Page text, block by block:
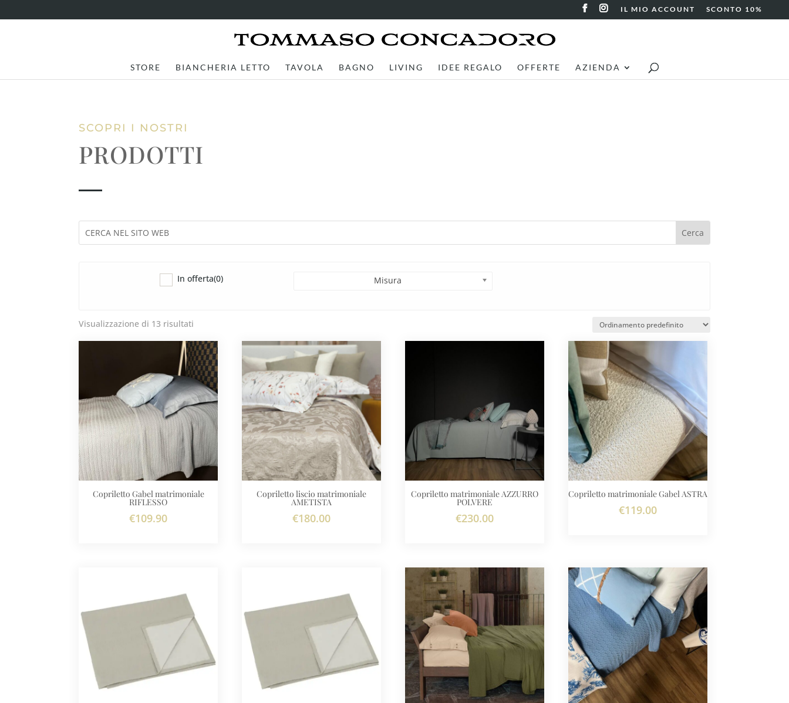
IL MIO ACCOUNT SCONTO 10%
STORE BIANCHERIA LETTO TAVOLA BAGNO LIVING IDEE REGALO OFFERTE AZIENDA
SCOPRI I NOSTRI
PRODOTTI
In offerta(0) Misura
Visualizzazione di 13 risultati
Copriletto Gabel matrimoniale
RIFLESSO
€109.90
Copriletto liscio matrimoniale
AMETISTA
€180.00
Copriletto matrimoniale AZZURRO
POLVERE
€230.00
Copriletto matrimoniale Gabel ASTRA
€119.00